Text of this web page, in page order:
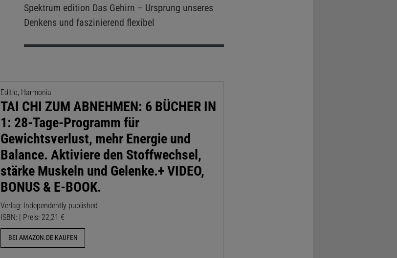
Spektrum edition Das Gehirn – Ursprung unseres
Denkens und faszinierend flexibel
Editio, Harmonia
TAI CHI ZUM ABNEHMEN: 6 BÜCHER IN
1: 28-Tage-Programm für
Gewichtsverlust, mehr Energie und
Balance. Aktiviere den Stoffwechsel,
stärke Muskeln und Gelenke.+ VIDEO,
BONUS & E-BOOK.
Verlag: Independently published
ISBN: | Preis: 22,21 €
BEI AMAZON.DE KAUFEN